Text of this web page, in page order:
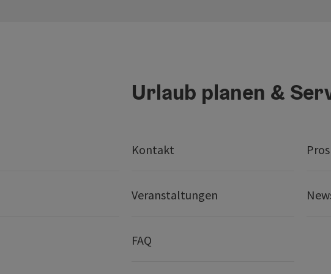
Urlaub planen &
Kontakt
Veranstaltungen
FAQ